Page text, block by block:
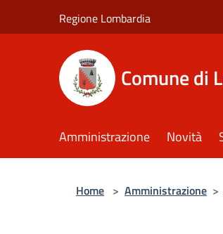
Regione Lombardia
Comune di
Amministrazione Novità
Home > Amministrazione >